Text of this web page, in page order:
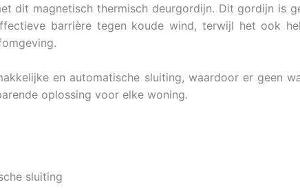
dit magnetisch thermisch deurgordijn. Dit gordijn is
barrière tegen koude wind, terwijl het ook
en automatische sluiting, waardoor er geen
oplossing voor elke woning.
sluiting